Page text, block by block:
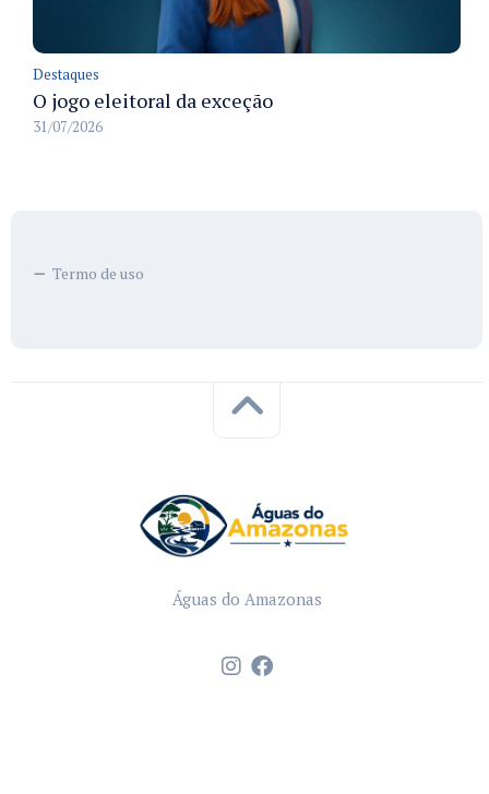
Destaques
O jogo eleitoral da exceção
31/07/2026
Termo de uso
Águas do Amazonas